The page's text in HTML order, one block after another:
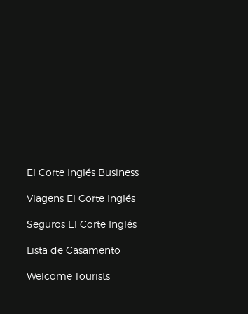
ventana)
El Corte Inglés Business
Viagens El Corte Inglés(abre en nueva ventana)
Seguros El Corte Inglés(abre en nueva ventana)
Lista de Casamento
Welcome Tourists